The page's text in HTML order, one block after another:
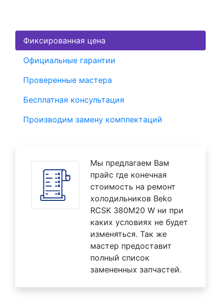
Фиксированная цена
Официальные гарантии
Проверенные мастера
Бесплатная консультация
Производим замену комплектаций
Мы предлагаем Вам
прайс где конечная
стоимость на ремонт
холодильников Beko
RCSK 380M20 W ни при
каких условиях не будет
изменяться. Так же
мастер предоставит
полный список
замененных запчастей.